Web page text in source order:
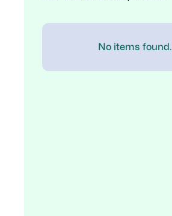
No items found.